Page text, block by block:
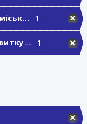
1
1